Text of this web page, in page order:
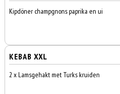
Kipdöner champgnons paprika en ui
KEBAB XXL
2 x Lamsgehakt met Turks kruiden